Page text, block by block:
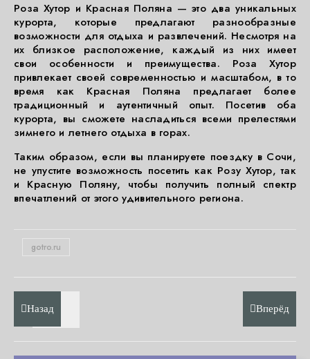
Роза Хутор и Красная Поляна — это два уникальных
курорта, которые предлагают разнообразные
возможности для отдыха и развлечений. Несмотря на
их близкое расположение, каждый из них имеет
свои особенности и преимущества. Роза Хутор
привлекает своей современностью и масштабом, в то
время как Красная Поляна предлагает более
традиционный и аутентичный опыт. Посетив оба
курорта, вы сможете насладиться всеми прелестями
зимнего и летнего отдыха в горах.
Таким образом, если вы планируете поездку в Сочи,
не упустите возможность посетить как Розу Хутор, так
и Красную Поляну, чтобы получить полный спектр
впечатлений от этого удивительного региона.
gotro.ru
Назад Вперёд